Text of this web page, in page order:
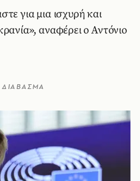
για μια ισχυρή και
αναφέρει ο Αντόνιο
ΔΙΑΒΑΣΜΑ